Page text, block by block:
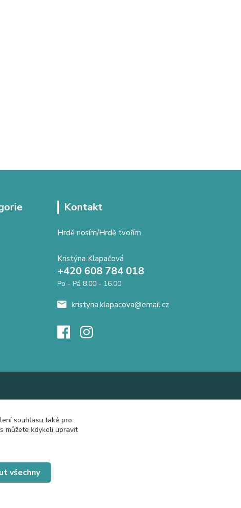
Kontakt
Hrdě nosím/Hrdě tvořím
Kristýna Klapačová
+420 608 784 018
Po - Pá 8.00 - 16.00
kristyna.klapacova@email.cz
souhlasu také pro
můžete kdykoli upravit
všechny